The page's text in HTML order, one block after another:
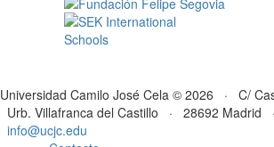
Universidad Camilo José Cela © 2026 · C/
Urb. Villafranca del Castillo · 28692 Madrid
info@ucjc.edu